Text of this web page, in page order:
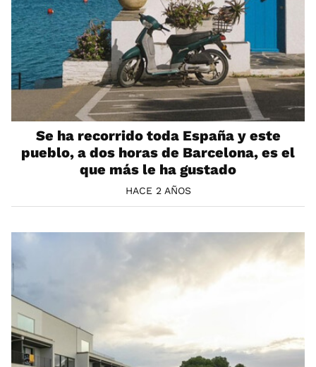
Se ha recorrido toda España y este
pueblo, a dos horas de Barcelona, es el
que más le ha gustado
HACE 2 AÑOS